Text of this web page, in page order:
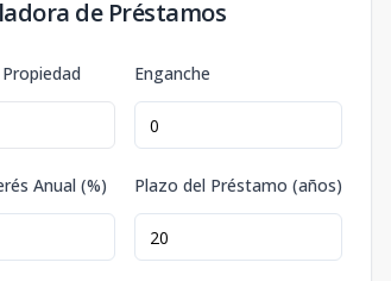
de Préstamos
Enganche
Anual (%) Plazo del Préstamo (años)